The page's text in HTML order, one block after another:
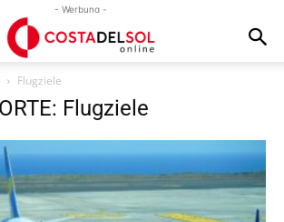
- Werbung -
Flugziele
Flugziele